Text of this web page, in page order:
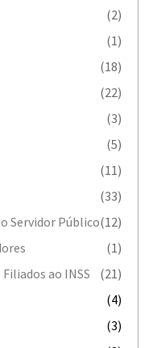
(2)
(1)
(18)
(22)
(3)
(5)
(11)
(33)
Servidor Público(12)
(1)
ao INSS
(21)
(4)
(3)